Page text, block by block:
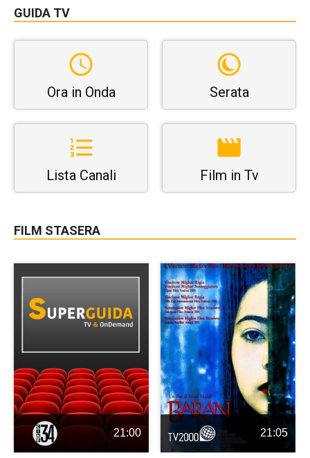
GUIDA TV
Ora in Onda Serata
Lista Canali Film in Tv
FILM STASERA
21:00 21:05